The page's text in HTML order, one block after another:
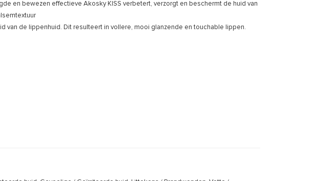
en bewezen effectieve Akosky KISS verbetert, verzorgt en beschermt de huid van
van de lippenhuid. Dit resulteert in vollere, mooi glanzende en touchable lippen.